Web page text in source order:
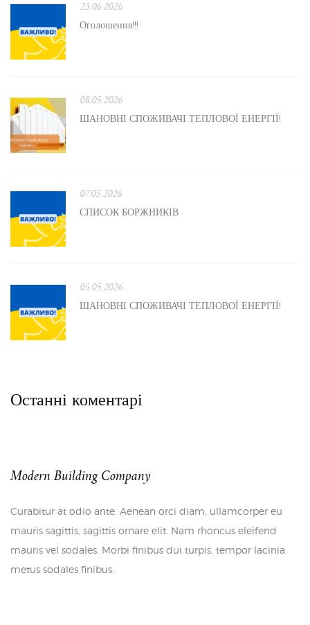
23.06.2026
Оголошення!!!
08.05.2026
ШАНОВНІ СПОЖИВАЧІ ТЕПЛОВОЇ ЕНЕРГІЇ!
07.05.2026
СПИСОК БОРЖНИКІВ
05.05.2026
ШАНОВНІ СПОЖИВАЧІ ТЕПЛОВОЇ ЕНЕРГІЇ!
Останні коментарі
Modern Building Company
Curabitur at odio ante. Aenean orci diam, ullamcorper eu
mauris sagittis, sagittis ornare elit. Nam rhoncus eleifend
mauris vel sodales. Morbi finibus dui turpis, tempor lacinia
metus sodales finibus.